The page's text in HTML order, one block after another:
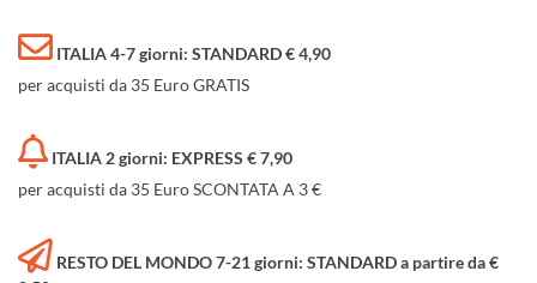
ITALIA 4-7 giorni: STANDARD € 4,90
per acquisti da 35 Euro GRATIS
ITALIA 2 giorni: EXPRESS € 7,90
per acquisti da 35 Euro SCONTATA A 3 €
RESTO DEL MONDO 7-21 giorni: STANDARD a partire da €